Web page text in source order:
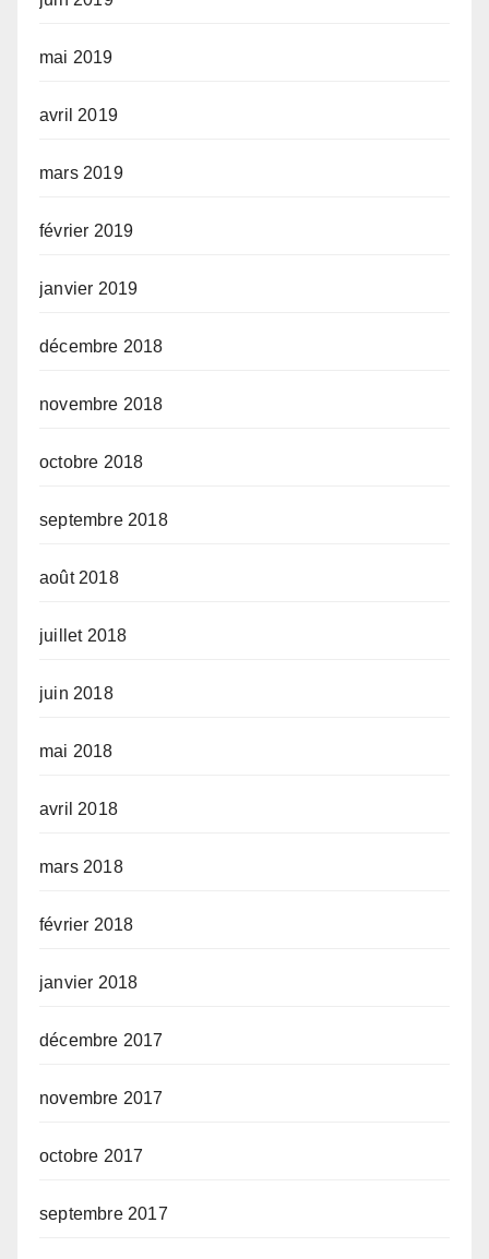
mai 2019
avril 2019
mars 2019
février 2019
janvier 2019
décembre 2018
novembre 2018
octobre 2018
septembre 2018
août 2018
juillet 2018
juin 2018
mai 2018
avril 2018
mars 2018
février 2018
janvier 2018
décembre 2017
novembre 2017
octobre 2017
septembre 2017